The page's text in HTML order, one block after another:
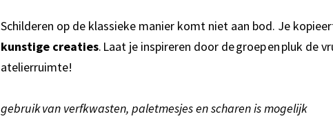
Schilderen op de klassieke manier komt niet aan bod. Je
kunstige creaties. Laat je inspireren door de groep en pluk de
atelierruimte!
gebruik van verfkwasten, paletmesjes en scharen is mogelijk